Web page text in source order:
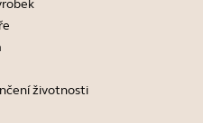
životnosti